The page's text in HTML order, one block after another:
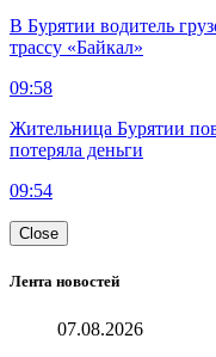
В Бурятии водитель
трассу «Байкал»
09:58
Жительница Бурятии
потеряла деньги
09:54
Close
Лента новостей
07.08.2026